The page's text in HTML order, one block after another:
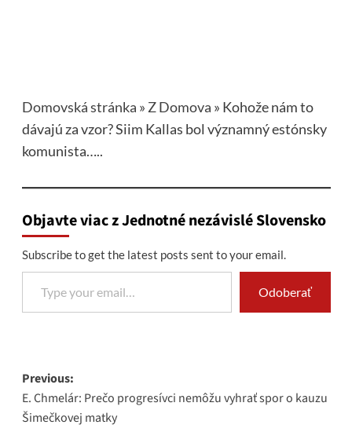
Domovská stránka » Z Domova » Kohože nám to
dávajú za vzor? Siim Kallas bol významný estónsky
komunista…..
Objavte viac z Jednotné nezávislé Slovensko
Subscribe to get the latest posts sent to your email.
Type your email…
Odoberať
Post
navigation
Previous:
E. Chmelár: Prečo progresívci nemôžu vyhrať spor o kauzu
Šimečkovej matky